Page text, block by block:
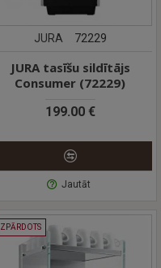
JURA 72229
JURA tasīšu sildītājs
Consumer (72229)
199.00 €
Jautāt
IZPĀRDOTS